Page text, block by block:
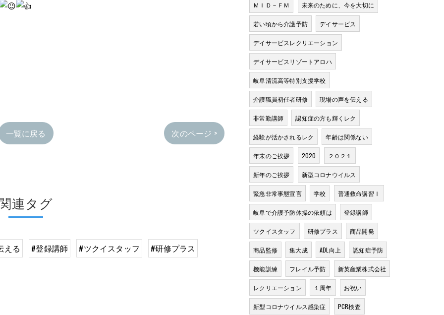
一覧に戻る 次のページ >
連タグ
える #登録講師 #ツクイスタッフ #研修プラス
ＭＩＤ－ＦＭ 未来のために、今を大切に
若い頃から介護予防 デイサービス
デイサービスレクリエーション
デイサービスリゾートアロハ
岐阜清流高等特別支援学校
介護職員初任者研修 現場の声を伝える
非常勤講師 認知症の方も輝くレク
経験が活かされるレク 年齢は関係ない
年末のご挨拶 2020 ２０２１
新年のご挨拶 新型コロナウイルス
緊急非常事態宣言 学校 普通救命講習Ⅰ
岐阜で介護予防体操の依頼は 登録講師
ツクイスタッフ 研修プラス 商品開発
商品監修 集大成 ADL向上 認知症予防
機能訓練 フレイル予防 新英産業株式会社
レクリエーション １周年 お祝い
新型コロナウイルス感染症 PCR検査